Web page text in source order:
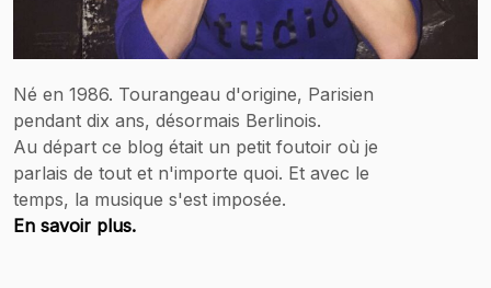
Né en 1986. Tourangeau d'origine, Parisien
pendant dix ans, désormais Berlinois.
Au départ ce blog était un petit foutoir où je
parlais de tout et n'importe quoi. Et avec le
temps, la musique s'est imposée.
En savoir plus.